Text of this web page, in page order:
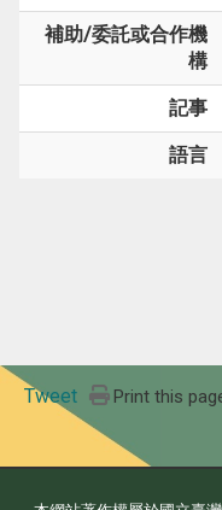
補助/委託或合作機
構
記事
語言
Tweet Print this